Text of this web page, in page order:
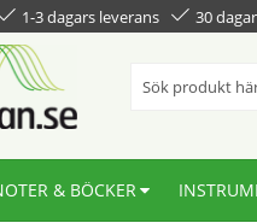
1-3 dagars leverans 30
& BÖCKER